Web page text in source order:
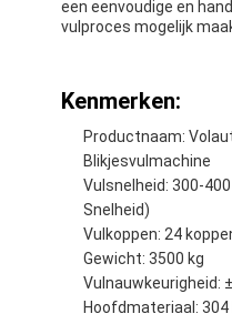
een eenvoudige en
vulproces mogelijk
Kenmerken:
Productnaam:
Blikjesvulmachine
Vulsnelheid: 300-
Snelheid)
Vulkoppen: 24
Gewicht: 3500 kg
Vulnauwkeurigheid:
Hoofdmateriaal: 304